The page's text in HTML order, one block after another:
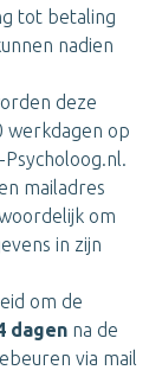
tot betaling
nadien
deze
werkdagen op
mailadres
om
in zijn
om de
dagen na de
via mail